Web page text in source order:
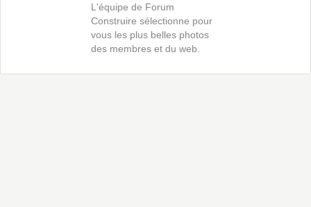
L'équipe de Forum
Construire sélectionne pour
vous les plus belles photos
des membres et du web.